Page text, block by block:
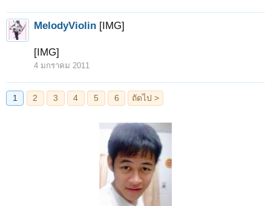
MelodyViolin [IMG]
[IMG]
4 มกราคม 2011